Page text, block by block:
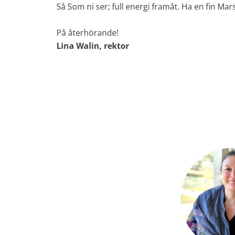
Så Som ni ser; full energi framåt. Ha en fin
På återhörande!
Lina Walin, rektor